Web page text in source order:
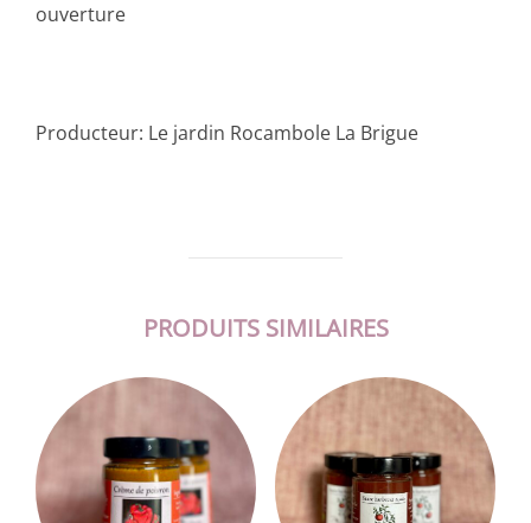
ouverture
Producteur: Le jardin Rocambole La Brigue
PRODUITS SIMILAIRES